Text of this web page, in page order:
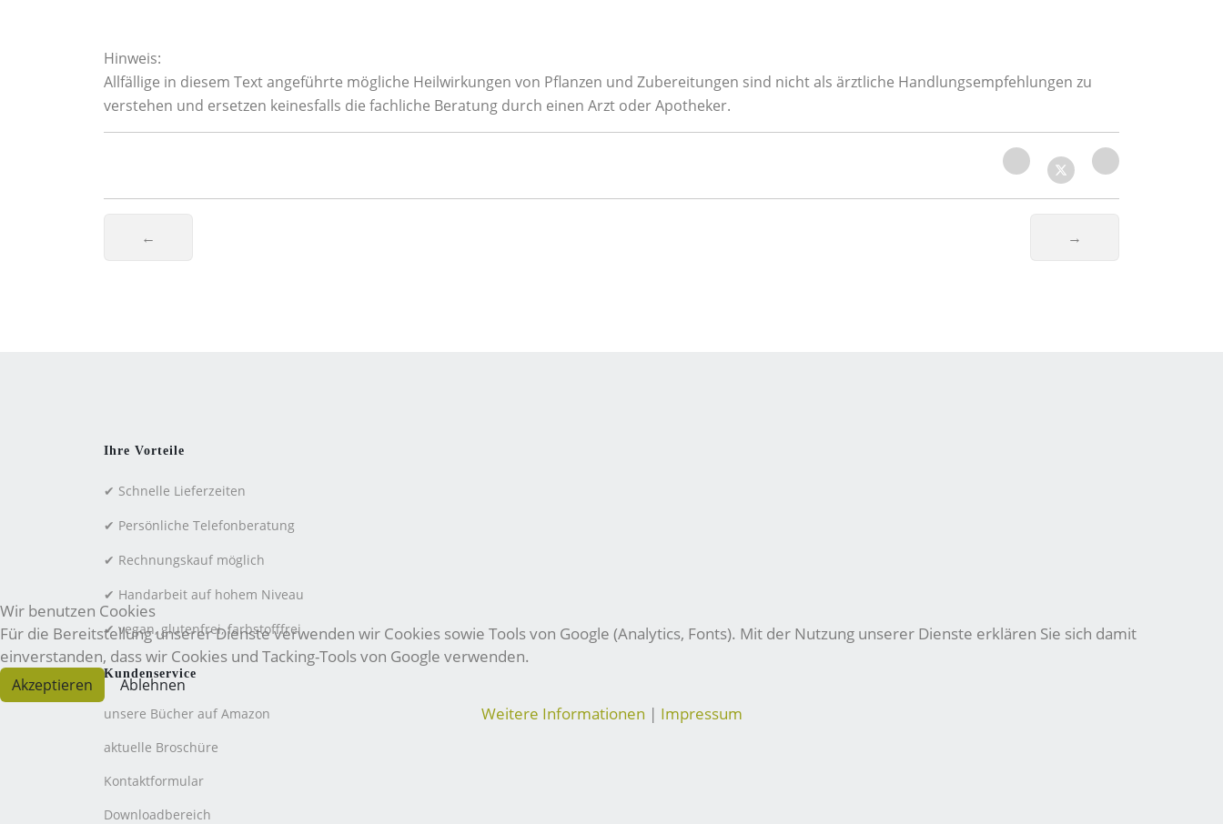
Hinweis:
Allfällige in diesem Text angeführte mögliche Heilwirkungen von Pflanzen und Zubereitungen sind nicht als ärztliche Handlungsempfehlungen zu
verstehen und ersetzen keinesfalls die fachliche Beratung durch einen Arzt oder Apotheker.
Vorheriger Beitrag: Goji- eine Vitalstoffbombe!
← Nächster Beitrag:
→
Ihre Vorteile
✔ Schnelle Lieferzeiten
✔ Persönliche Telefonberatung
✔ Rechnungskauf möglich
✔ Handarbeit auf hohem Niveau
✔ vegan, glutenfrei, farbstofffrei
Kundenservice
unsere Bücher auf Amazon
aktuelle Broschüre
Kontaktformular
Downloadbereich
Wir benutzen Cookies
Für die Bereitstellung unserer Dienste verwenden wir Cookies sowie Tools von Google (Analytics, Fonts). Mit der Nutzung unserer Dienste erklären Sie sich damit
einverstanden, dass wir Cookies und Tacking-Tools von Google verwenden.
Akzeptieren Ablehnen
Weitere Informationen | Impressum